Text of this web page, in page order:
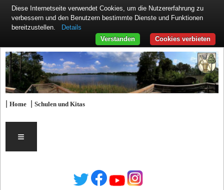
|Home |Schulen und Kitas
≡
Diese Internetseite verwendet Cookies, um die Nutzererfahrung zu
verbessern und den Benutzern bestimmte Dienste und Funktionen
bereitzustellen.
Details
Cookies verbieten
Verstanden